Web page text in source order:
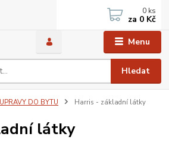
Menu
Hledat
0 ks
za 0 Kč
DO BYTU Harris - základní látky
látky